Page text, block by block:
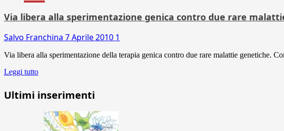
Via libera alla sperimentazione genica contro due rare
Salvo Franchina 7 Aprile 2010 1
Via libera alla sperimentazione della terapia genica contro due rare malattie genetiche.
Leggi tutto
Ultimi inserimenti